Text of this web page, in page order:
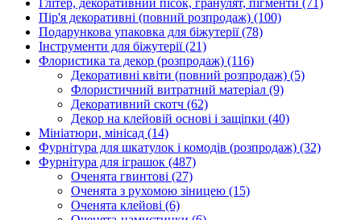
Глітер, декоративний пісок, гранулят, пігменти (71)
Пір'я декоративні (повний розпродаж) (100)
Подарункова упаковка для біжутерії(78)
Інструменти для біжутерії(21)
Флористика та декор (розпродаж) (116)
Декоративні квіти (повний розпродаж) (5)
Флористичний витратний матеріал (9)
Декоративний скотч (62)
Декор на клейовій основі і защіпки (40)
Мініатюри, мінісад (14)
Фурнітура для шкатулок і комодів (розпродаж) (32)
Фурнітура для іграшок (487)
Оченята гвинтові (27)
Оченята з рухомою зіницею (15)
Оченята клейові (6)